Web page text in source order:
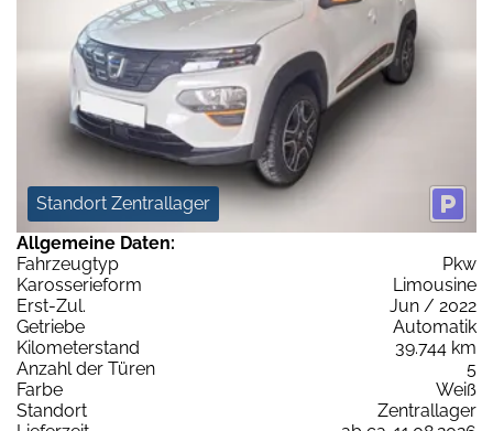
Standort Zentrallager
Allgemeine Daten:
Fahrzeugtyp
Pkw
Karosserieform
Limousine
Erst-Zul.
Jun / 2022
Getriebe
Automatik
Kilometerstand
39.744 km
Anzahl der Türen
5
Farbe
Weiß
Standort
Zentrallager